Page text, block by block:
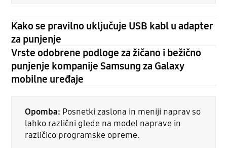
Kako se pravilno uključuje USB kabl u adapter
za punjenje
Vrste odobrene podloge za žičano i bežično
punjenje kompanije Samsung za Galaxy
mobilne uređaje
Opomba: Posnetki zaslona in meniji naprav so
lahko različni glede na model naprave in
različico programske opreme.